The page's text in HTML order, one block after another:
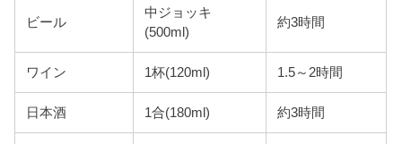
ビール
中ジョッキ
(500ml)
約3時間
ワイン 1杯(120ml) 1.5～2時間
日本酒 1合(180ml) 約3時間